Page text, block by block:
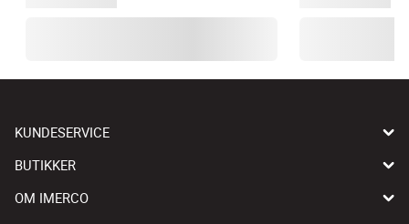
KUNDESERVICE
BUTIKKER
OM IMERCO